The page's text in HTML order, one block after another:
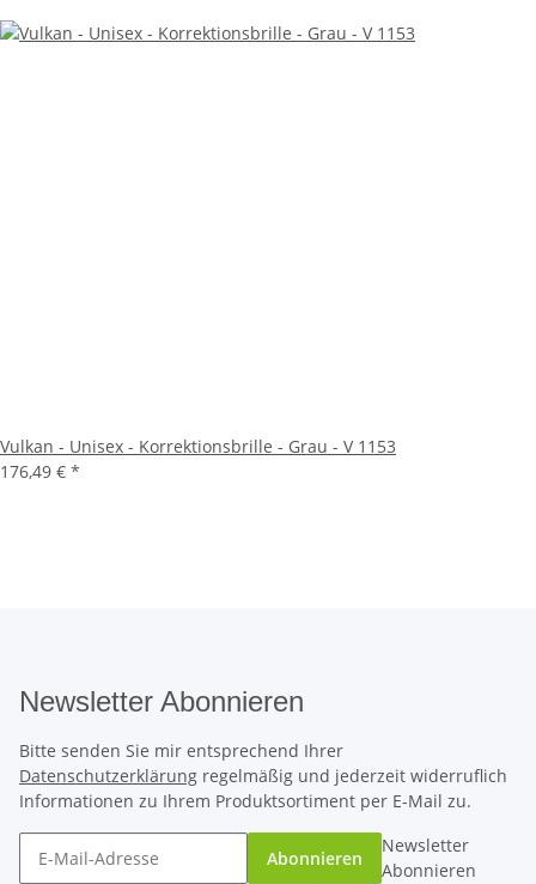
Vulkan - Unisex - Korrektionsbrille - Grau - V 1153
176,49 € *
Newsletter Abonnieren
Bitte senden Sie mir entsprechend Ihrer
Datenschutzerklärung regelmäßig und jederzeit widerruflich
Informationen zu Ihrem Produktsortiment per E-Mail zu.
Abonnieren
Newsletter
Abonnieren